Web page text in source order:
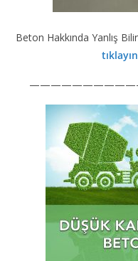
Beton Hakkında Yanlış